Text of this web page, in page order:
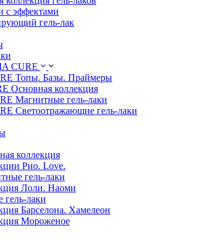
с эффектами
гель-лак
CURE
Топы. Базы. Праймеры
Основная коллекция
Магнитные гель-лаки
Cветоотражающие гель-лаки
коллекция
Рио. Love.
гель-лаки
Лоли. Наоми
лаки
Барселона. Хамелеон
Мороженое